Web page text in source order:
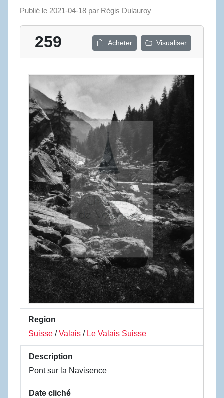
Publié le 2021-04-18 par Régis Dulauroy
259 Acheter Visualiser
Region
Suisse / Valais / Le Valais Suisse
Description
Pont sur la Navisence
Date cliché